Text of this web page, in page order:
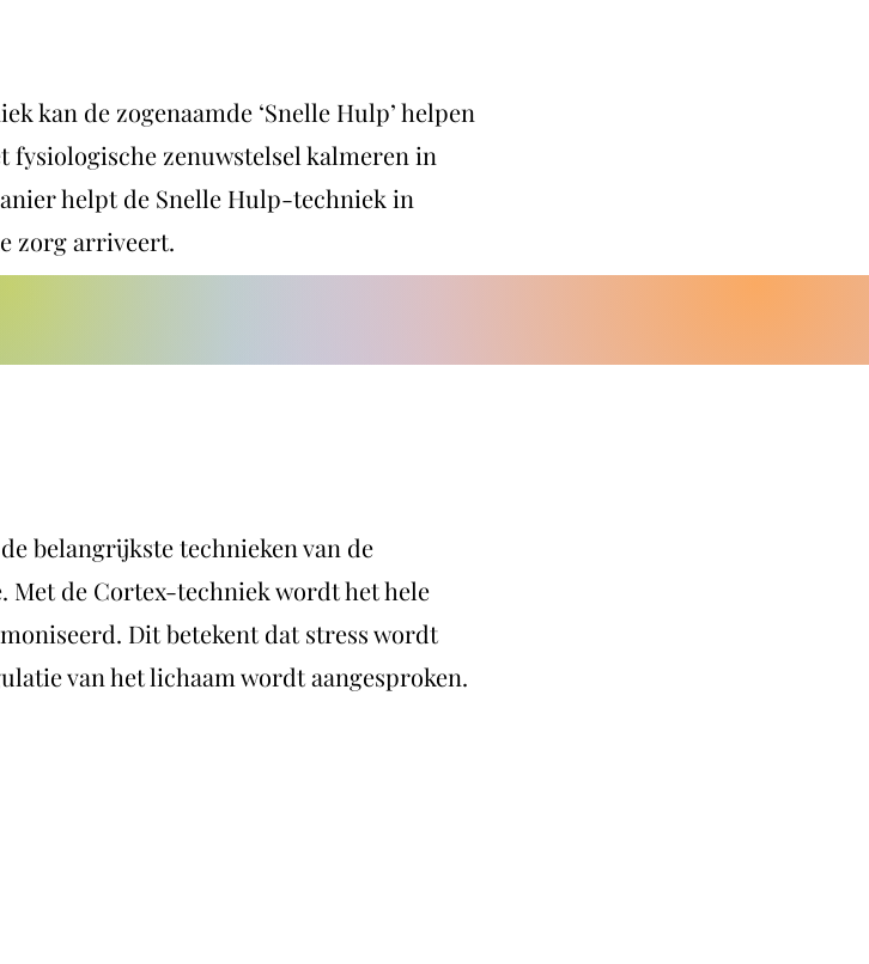
kan de zogenaamde ‘Snelle Hulp’ helpen
fysiologische zenuwstelsel kalmeren in
helpt de Snelle Hulp-techniek in
zorg arriveert.
belangrijkste technieken van de
Met de Cortex-techniek wordt het hele
Dit betekent dat stress wordt
van het lichaam wordt aangesproken.